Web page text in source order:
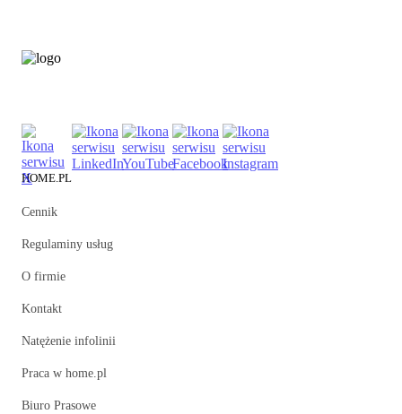
HOME.PL
Cennik
Regulaminy usług
O firmie
Kontakt
Natężenie infolinii
Praca w home.pl
Biuro Prasowe